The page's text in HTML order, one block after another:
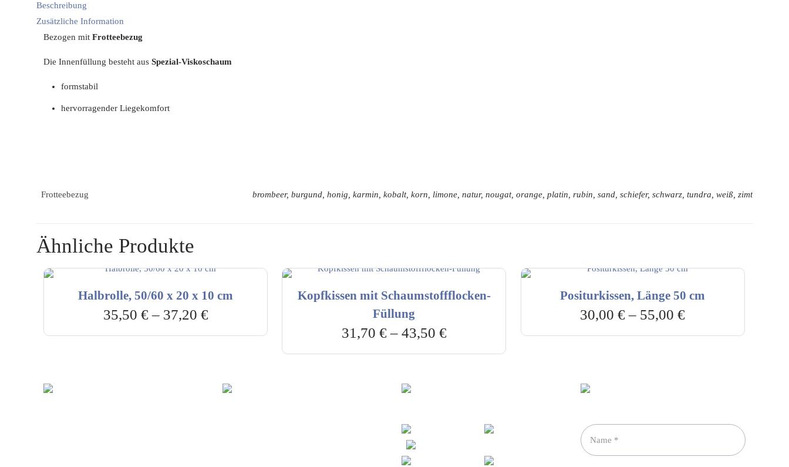
Beschreibung
Zusätzliche Information
Bezogen mitFrotteebezug
Die Innenfüllung besteht ausSpezial-Viskoschaum
formstabil
hervorragender Liegekomfort
Frotteebezug brombeer, burgund, honig, karmin, kobalt, korn, limone, natur, nougat, orange, platin, rubin, sand, schiefer, schwarz, tundra, weiß, zimt
Ähnliche Produkte
Halbrolle, 50/60 x 20 x 10 cm
35,50 €– 37,20 €
Kopfkissen mit Schaumstoffflocken-
Füllung
31,70 €– 43,50 €
Positurkissen, Länge 50 cm
30,00€– 55,00€